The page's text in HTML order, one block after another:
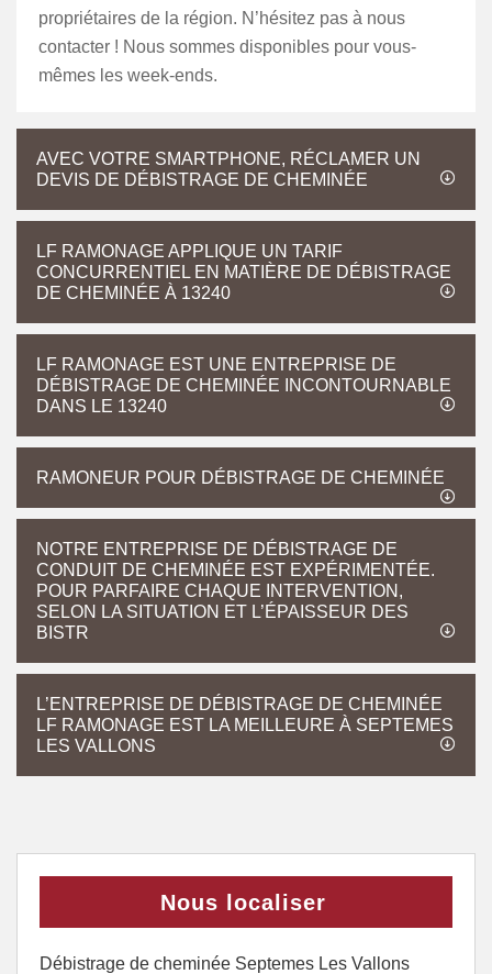
propriétaires de la région. N’hésitez pas à nous
contacter ! Nous sommes disponibles pour vous-
mêmes les week-ends.
AVEC VOTRE SMARTPHONE, RÉCLAMER UN
DEVIS DE DÉBISTRAGE DE CHEMINÉE
LF RAMONAGE APPLIQUE UN TARIF
CONCURRENTIEL EN MATIÈRE DE DÉBISTRAGE
DE CHEMINÉE À 13240
LF RAMONAGE EST UNE ENTREPRISE DE
DÉBISTRAGE DE CHEMINÉE INCONTOURNABLE
DANS LE 13240
RAMONEUR POUR DÉBISTRAGE DE CHEMINÉE
NOTRE ENTREPRISE DE DÉBISTRAGE DE
CONDUIT DE CHEMINÉE EST EXPÉRIMENTÉE.
POUR PARFAIRE CHAQUE INTERVENTION,
SELON LA SITUATION ET L’ÉPAISSEUR DES
BISTR
L’ENTREPRISE DE DÉBISTRAGE DE CHEMINÉE
LF RAMONAGE EST LA MEILLEURE À SEPTEMES
LES VALLONS
Nous localiser
Débistrage de cheminée Septemes Les Vallons